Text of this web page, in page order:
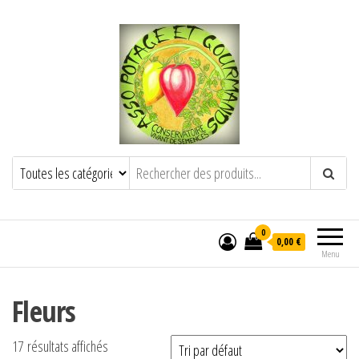
POTAGE ET GOURMANDSSemence paysanne naturelle
——————————————-
Menu
0
0,00 €
Fleurs
17 résultats affichés